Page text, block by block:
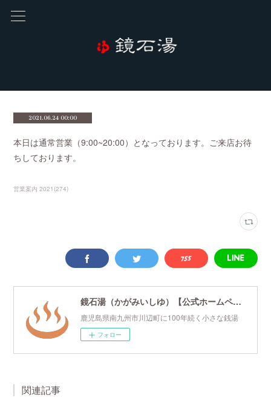
2021.06.24 00:00
本日は通常営業（9:00~20:00）となっております。ご来店お待
ちしております。
営業案内 2021 (274)
鏡石湯（かがみいしゆ）【公式ホームページ】
鹿児島県南九州市川辺町に100年続く小さな銭湯
フォロー
関連記事